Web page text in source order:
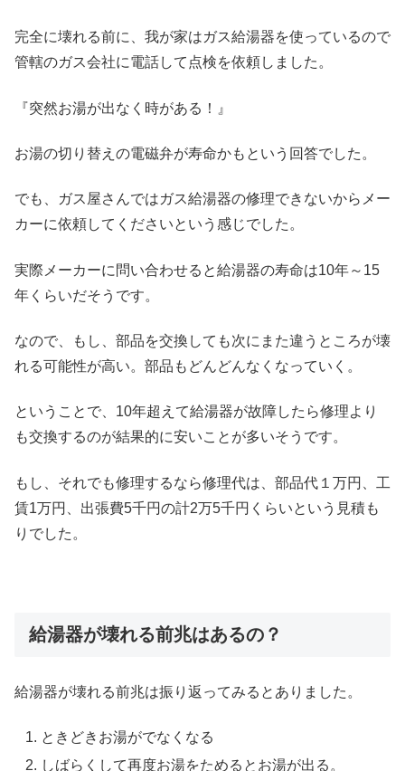
完全に壊れる前に、我が家はガス給湯器を使っているので
管轄のガス会社に電話して点検を依頼しました。
『突然お湯が出なく時がある！』
お湯の切り替えの電磁弁が寿命かもという回答でした。
でも、ガス屋さんではガス給湯器の修理できないからメー
カーに依頼してくださいという感じでした。
実際メーカーに問い合わせると給湯器の寿命は10年～15
年くらいだそうです。
なので、もし、部品を交換しても次にまた違うところが壊
れる可能性が高い。部品もどんどんなくなっていく。
ということで、10年超えて給湯器が故障したら修理より
も交換するのが結果的に安いことが多いそうです。
もし、それでも修理するなら修理代は、部品代１万円、工
賃1万円、出張費5千円の計2万5千円くらいという見積も
りでした。
給湯器が壊れる前兆はあるの？
給湯器が壊れる前兆は振り返ってみるとありました。
ときどきお湯がでなくなる
しばらくして再度お湯をためるとお湯が出る。